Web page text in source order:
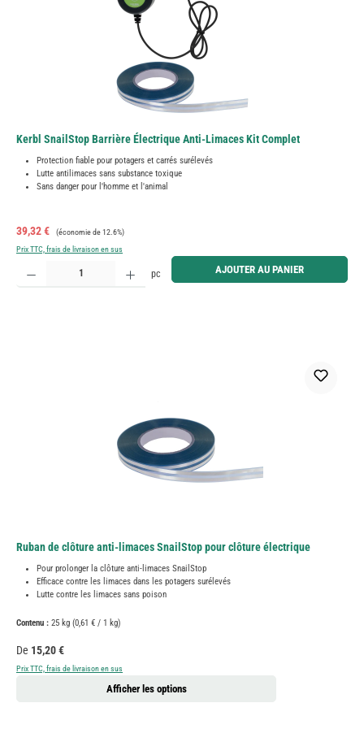
Kerbl SnailStop Barrière Électrique Anti-Limaces Kit Complet
Protection fiable pour potagers et carrés surélevés
Lutte antilimaces sans substance toxique
Sans danger pour l'homme et l'animal
Prix de vente :
39,32 € Prix régulier :
(économie de 12.6%)
Prix TTC, frais de livraison en sus
Quantité de produit : Entrez la quantité souhaitée ou utilisez les boutons pour augmenter ou
pc AJOUTER AU PANIER
Ruban de clôture anti-limaces SnailStop pour clôture électrique
Pour prolonger la clôture anti-limaces SnailStop
Efficace contre les limaces dans les potagers surélevés
Lutte contre les limaces sans poison
Contenu : 25 kg (0,61 € / 1 kg)
Prix régulier :
De 15,20 €
Prix TTC, frais de livraison en sus
Afficher les options